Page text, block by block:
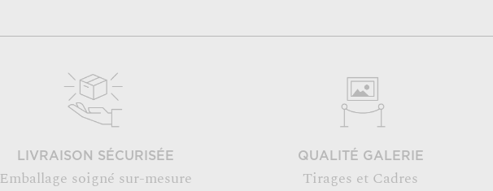
LIVRAISON SÉCURISÉE
Emballage soigné sur-mesure
QUALITÉ GALERIE
Tirages et Cadres